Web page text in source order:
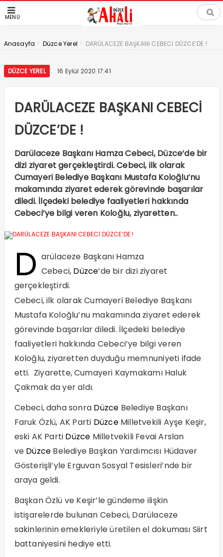
MENÜ
Anasayfa > Düzce Yerel > DARÜLACEZE BAŞKANI CEBECİ DÜZCE’DE !
DÜZCE YEREL 16 Eylül 2020 17:41
DARÜLACEZE BAŞKANI CEBECİ
DÜZCE’DE !
Darülaceze Başkanı Hamza Cebeci, Düzce‘de bir
dizi ziyaret gerçekleştirdi. Cebeci, ilk olarak
Cumayeri Belediye Başkanı Mustafa Koloğlu’nu
makamında ziyaret ederek görevinde başarılar
diledi. İlçedeki belediye faaliyetleri hakkında
Cebeci’ye bilgi veren Koloğlu, ziyaretten..
D arülaceze Başkanı Hamza
Cebeci, Düzce‘de bir dizi ziyaret
gerçekleştirdi.
Cebeci, ilk olarak Cumayeri Belediye Başkanı
Mustafa Koloğlu’nu makamında ziyaret ederek
görevinde başarılar diledi. İlçedeki belediye
faaliyetleri hakkında Cebeci’ye bilgi veren
Koloğlu, ziyaretten duyduğu memnuniyeti ifade
etti. Ziyarette, Cumayeri Kaymakamı Haluk
Çakmak da yer aldı.
Cebeci, daha sonra Düzce Belediye Başkanı
Faruk Özlü, AK Parti DüzceMilletvekili Ayşe Keşir,
eski AK Parti Düzce Milletvekili Fevai Arslan
ve Düzce Belediye Başkan Yardımcısı Hüdaver
Gösterişli’yle Erguvan Sosyal Tesisleri’nde bir
araya geldi.
Başkan Özlü ve Keşir’le gündeme ilişkin
istişarelerde bulunan Cebeci, Darülaceze
sakinlerinin emekleriyle üretilen el dokuması Siirt
battaniyesini hediye etti.